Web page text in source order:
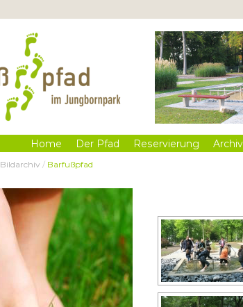
Home Der Pfad Reservierung Archiv
Bildarchiv / Barfußpfad